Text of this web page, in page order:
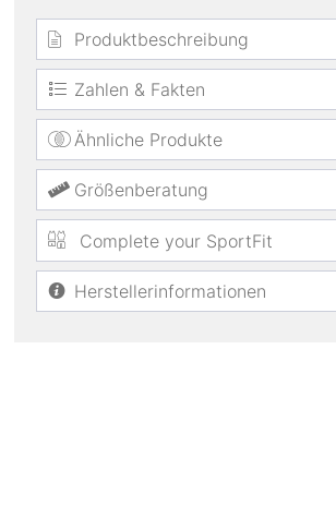
Produktbeschreibung
Zahlen & Fakten
Ähnliche Produkte
Größenberatung
Complete your SportFit
Herstellerinformationen